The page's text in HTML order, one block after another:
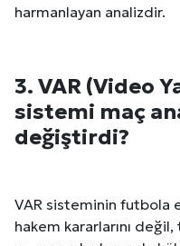
harmanlayan analizdir.
3. VAR (Video
sistemi maç
değiştirdi?
VAR sisteminin futbola
hakem kararlarını